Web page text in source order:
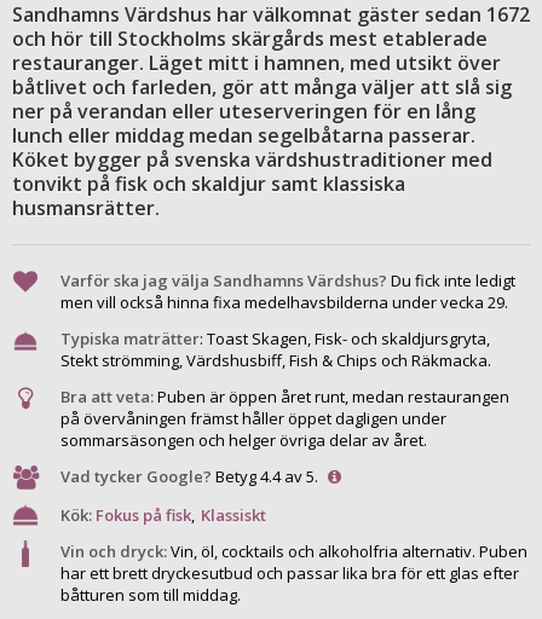
Sandhamns Värdshus har välkomnat gäster sedan 1672
och hör till Stockholms skärgårds mest etablerade
restauranger. Läget mitt i hamnen, med utsikt över
båtlivet och farleden, gör att många väljer att slå sig
ner på verandan eller uteserveringen för en lång
lunch eller middag medan segelbåtarna passerar.
Köket bygger på svenska värdshustraditioner med
tonvikt på fisk och skaldjur samt klassiska
husmansrätter.
Varför ska jag välja Sandhamns Värdshus? Du fick inte ledigt
men vill också hinna fixa medelhavsbilderna under vecka 29.
Typiska maträtter: Toast Skagen, Fisk- och skaldjursgryta,
Stekt strömming, Värdshusbiff, Fish & Chips och Räkmacka.
Bra att veta:Puben är öppen året runt, medan restaurangen
på övervåningen främst håller öppet dagligen under
sommarsäsongen och helger övriga delar av året.
Vad tycker Google? Betyg 4.4 av 5.
Kök: Fokus på fisk, Klassiskt
Vin och dryck:Vin, öl, cocktails och alkoholfria alternativ. Puben
har ett brett dryckesutbud och passar lika bra för ett glas efter
båtturen som till middag.